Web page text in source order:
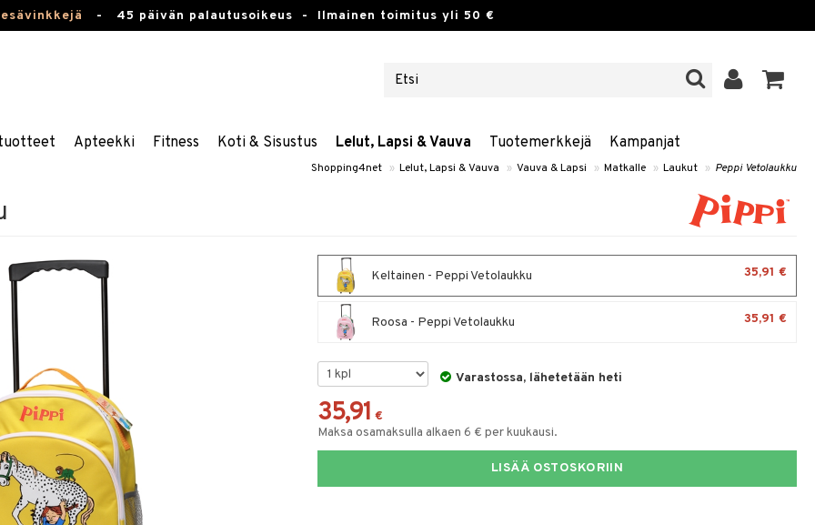
- 45 päivän palautusoikeus - Ilmainen toimitus yli 50 €
Apteekki Fitness Koti & Sisustus Lelut, Lapsi & Vauva Tuotemerkkejä Kampanjat
Shopping4net » Lelut, Lapsi & Vauva » Vauva & Lapsi » Matkalle » Laukut » Peppi Vetolaukku
Keltainen - Peppi Vetolaukku 35,91 €
Roosa - Peppi Vetolaukku 35,91 €
Varastossa, lähetetään heti
35,91 €
Maksa osamaksulla alkaen 6 € per kuukausi.
LISÄÄ OSTOSKORIIN